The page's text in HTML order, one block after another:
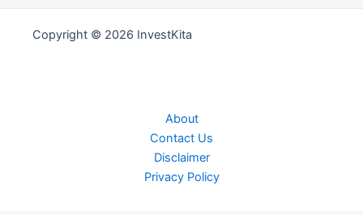
Copyright © 2026 InvestKita
About
Contact Us
Disclaimer
Privacy Policy